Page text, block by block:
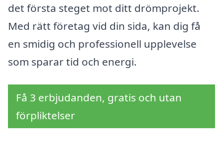
det första steget mot ditt drömprojekt.
Med rätt företag vid din sida, kan dig få
en smidig och professionell upplevelse
som sparar tid och energi.
Få 3 erbjudanden, gratis och utan
förpliktelser